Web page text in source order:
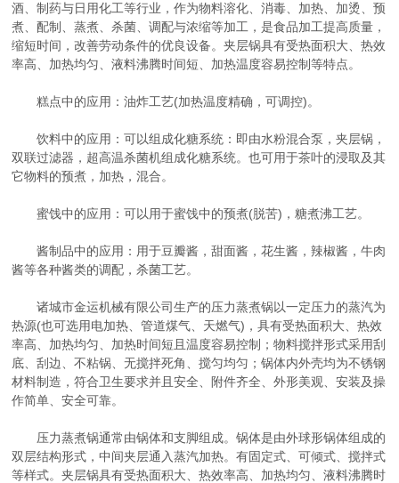
酒、制药与日用化工等行业，作为物料溶化、消毒、加热、加烫、预
煮、配制、蒸煮、杀菌、调配与浓缩等加工，是食品加工提高质量，
缩短时间，改善劳动条件的优良设备。夹层锅具有受热面积大、热效
率高、加热均匀、液料沸腾时间短、加热温度容易控制等特点。
糕点中的应用：油炸工艺(加热温度精确，可调控)。
饮料中的应用：可以组成化糖系统：即由水粉混合泵，夹层锅，
双联过滤器，超高温杀菌机组成化糖系统。也可用于茶叶的浸取及其
它物料的预煮，加热，混合。
蜜饯中的应用：可以用于蜜饯中的预煮(脱苦)，糖煮沸工艺。
酱制品中的应用：用于豆瓣酱，甜面酱，花生酱，辣椒酱，牛肉
酱等各种酱类的调配，杀菌工艺。
诸城市金运机械有限公司生产的压力蒸煮锅以一定压力的蒸汽为
热源(也可选用电加热、管道煤气、天燃气)，具有受热面积大、热效
率高、加热均匀、加热时间短且温度容易控制；物料搅拌形式采用刮
底、刮边、不粘锅、无搅拌死角、搅匀均匀；锅体内外壳均为不锈钢
材料制造，符合卫生要求并且安全、附件齐全、外形美观、安装及操
作简单、安全可靠。
压力蒸煮锅通常由锅体和支脚组成。锅体是由外球形锅体组成的
双层结构形式，中间夹层通入蒸汽加热。有固定式、可倾式、搅拌式
等样式。夹层锅具有受热面积大、热效率高、加热均匀、液料沸腾时